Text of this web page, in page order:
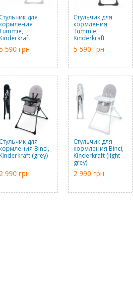
Стульчик для
кормления
Kinderkraft
(бежевый)
590 грн
Стульчик для
кормления
Tummie,
Kinderkraft
(зеленый)
5 590 грн
Стульчик для
кормления Binci,
Kinderkraft (grey)
2 990 грн
Стульчик для
кормления Binci,
Kinderkraft (light
grey)
2 990 грн